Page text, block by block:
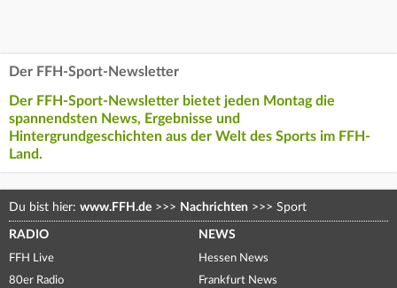
Der FFH-Sport-Newsletter
Der FFH-Sport-Newsletter bietet jeden Montag die
spannendsten News, Ergebnisse und
Hintergrundgeschichten aus der Welt des Sports im FFH-
Land.
Du bist hier: www.FFH.de >>> Nachrichten >>> Sport
RADIO
FFH Live
80er Radio
NEWS
Hessen News
Frankfurt News